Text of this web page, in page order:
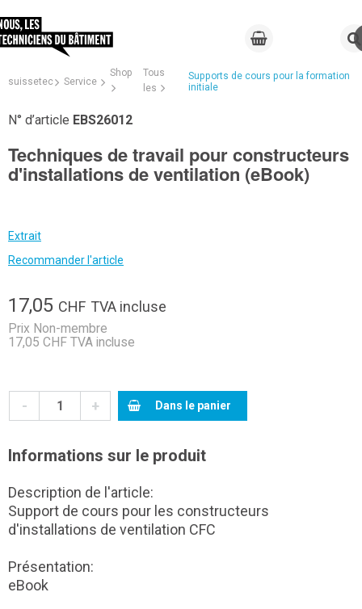
suissetec Service
Shop
Tous
les
Supports de cours pour la formation
initiale
N° d’article EBS26012
Techniques de travail pour constructeurs
d'installations de ventilation (eBook)
Extrait
Recommander l'article
17,05 CHF TVA incluse
Prix Non-membre
17,05 CHF TVA incluse
- + Dans le panier
Informations sur le produit
Description de l'article:
Support de cours pour les constructeurs
d'installations de ventilation CFC
Présentation:
eBook